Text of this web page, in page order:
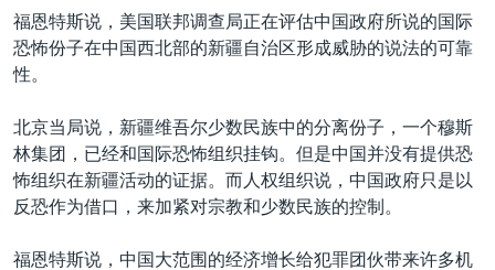
福恩特斯说，美国联邦调查局正在评估中国政府所说的国际
恐怖份子在中国西北部的新疆自治区形成威胁的说法的可靠
性。
北京当局说，新疆维吾尔少数民族中的分离份子，一个穆斯
林集团，已经和国际恐怖组织挂钩。但是中国并没有提供恐
怖组织在新疆活动的证据。而人权组织说，中国政府只是以
反恐作为借口，来加紧对宗教和少数民族的控制。
福恩特斯说，中国大范围的经济增长给犯罪团伙带来许多机